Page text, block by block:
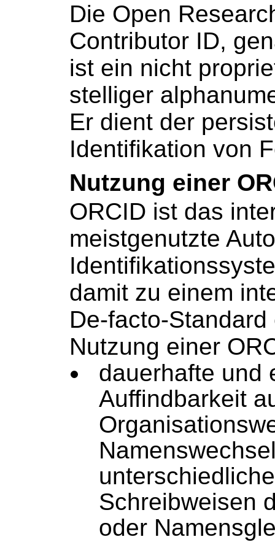
Die Open
Contributor ID,
ist ein nicht
stelliger
Er dient der
Identifikation von
Nutzung einer
ORCID ist das
meistgenutzte
damit zu einem
De-facto-
Nutzung einer
dauerhafte und
Auffindbarkeit
Schreibweisen
oder